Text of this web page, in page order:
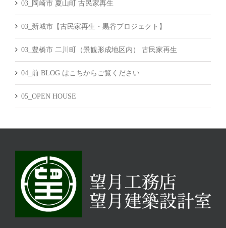
03_岡崎市 夏山町 古民家再生
03_新城市【古民家再生・黒谷プロジェクト】
03_豊橋市 二川町（景観形成地区内） 古民家再生
04_前 BLOG はこちからご覧ください
05_OPEN HOUSE